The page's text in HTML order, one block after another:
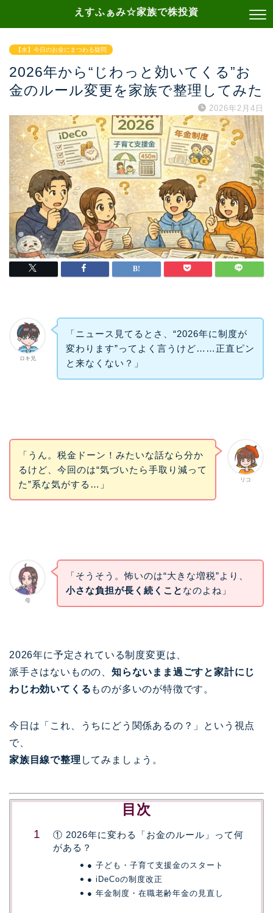
えすふぁみ☆家族で株投資
【水】今日のお金にまつわる疑問
2026年から“じわっと効いてくる”お
金のルール変更を家族で整理してみた
2026年2月4日
ロキ兄
「ニュース見てるとさ、“2026年に制度が
変わります”ってよく言うけど……正直ピン
と来なくない？」
リコ
「うん。税金ドーン！みたいな話なら分か
るけど、今回のは“気づいたら手取り減って
た”系な気がする…」
母
「そうそう。怖いのは“大きな増税”より、
小さな負担が長く続くこと なのよね」
2026年に予定されている制度変更は、
派手さはないものの、 知らないまま過ごすと家計にじ
わじわ効いてくる ものが多いのが特徴です。
今日は「これ、うちにどう関係あるの？」という視点
で、
家族目線で整理 してみましょう。
目次
① 2026年に変わる「お金のルール」って何
がある？
● 子ども・子育て支援金のスタート
● iDeCoの制度改正
● 年金制度・在職老齢年金の見直し